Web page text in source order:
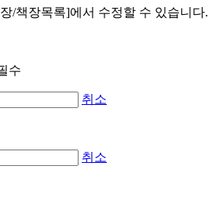
/책장목록]에서 수정할 수 있습니다.
취소
취소